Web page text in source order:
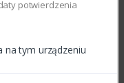
potwierdzenia
na tym urządzeniu